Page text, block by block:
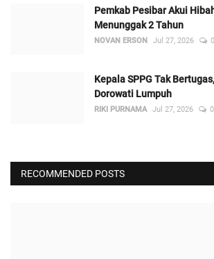
Pemkab Pesibar Akui
Menunggak 2 Tahun
NOVAN ERSON Jul 27, 2026 0
Kepala SPPG Tak
Dorowati Lumpuh
RIKI PURNAMA Jul 27, 2026 0
RECOMMENDED POSTS